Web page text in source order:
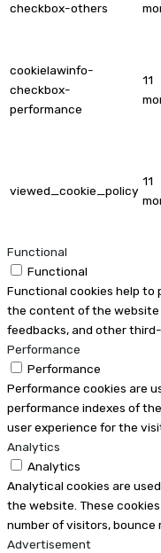
checkbox-others
cookielawinfo-
checkbox-
performance
11
viewed_cookie_policy
11
Functional
Functional
Functional cookies help to
the content of the website
feedbacks, and other
Performance
Performance
Performance cookies are
performance indexes of
user experience for the
Analytics
Analytics
Analytical cookies are
the website. These
number of visitors,
Advertisement